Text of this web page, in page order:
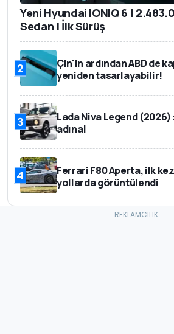
Yeni Hyundai IONIQ 6 |
Sedan | İlk Sürüş
2
Çin'in ardından ABD de
yeniden tasarlayabilir!
3
Lada Niva Legend
adına!
4
Ferrari F80 Aperta, ilk
yollarda görüntülendi